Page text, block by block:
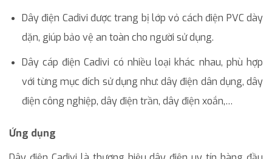
Dây điện Cadivi được trang bị lớp vỏ cách điện PVC dày
dặn, giúp bảo vệ an toàn cho người sử dụng.
Dây cáp điện Cadivi có nhiều loại khác nhau, phù hợp
với từng mục đích sử dụng như: dây điện dân dụng, dây
điện công nghiệp, dây điện trần, dây điện xoắn,…
Ứng dụng